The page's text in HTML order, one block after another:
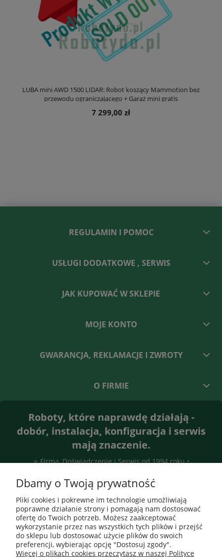
LUBA mini AWD 1500 LIDAR: Robot koszący Mammotion bez
przewodu ograniczającego + Garaż mini gratis
7 299,00 zł
REGULAMIN I POMOC
USŁUGI DODATKOWE , SERWIS
JAK KUPOWAĆ W SKLEPIE
MOJE KONTO
GWARANCJA, REKLAMACJE I ZWROTY
O FIRMIE
Roboty, które naprawdę działają -
dobór, instalacja, konfiguracja i serwis
mają znaczenie.
⭐ Firma, Doświadczenie i Serwis od 1994 roku •
Dbamy o Twoją prywatność
Pliki cookies i pokrewne im technologie umożliwiają
poprawne działanie strony i pomagają nam dostosować
ofertę do Twoich potrzeb. Możesz zaakceptować
wykorzystanie przez nas wszystkich tych plików i przejść
do sklepu lub dostosować użycie plików do swoich
preferencji, wybierając opcję "Dostosuj zgody".
Więcej o plikach cookies przeczytasz w naszej Polityce